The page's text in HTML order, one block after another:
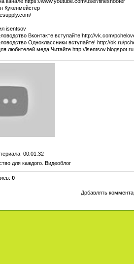
Кукенмейстер
isentsov
Вконтакте вступайте!http://vk.com/
Одноклассники вступайте! http://ok.ru/
любителей меда!Читайте http://isentsov.blogspot.ru
: 00:01:32
для каждого. Видеоблог
: 0
Добавлять